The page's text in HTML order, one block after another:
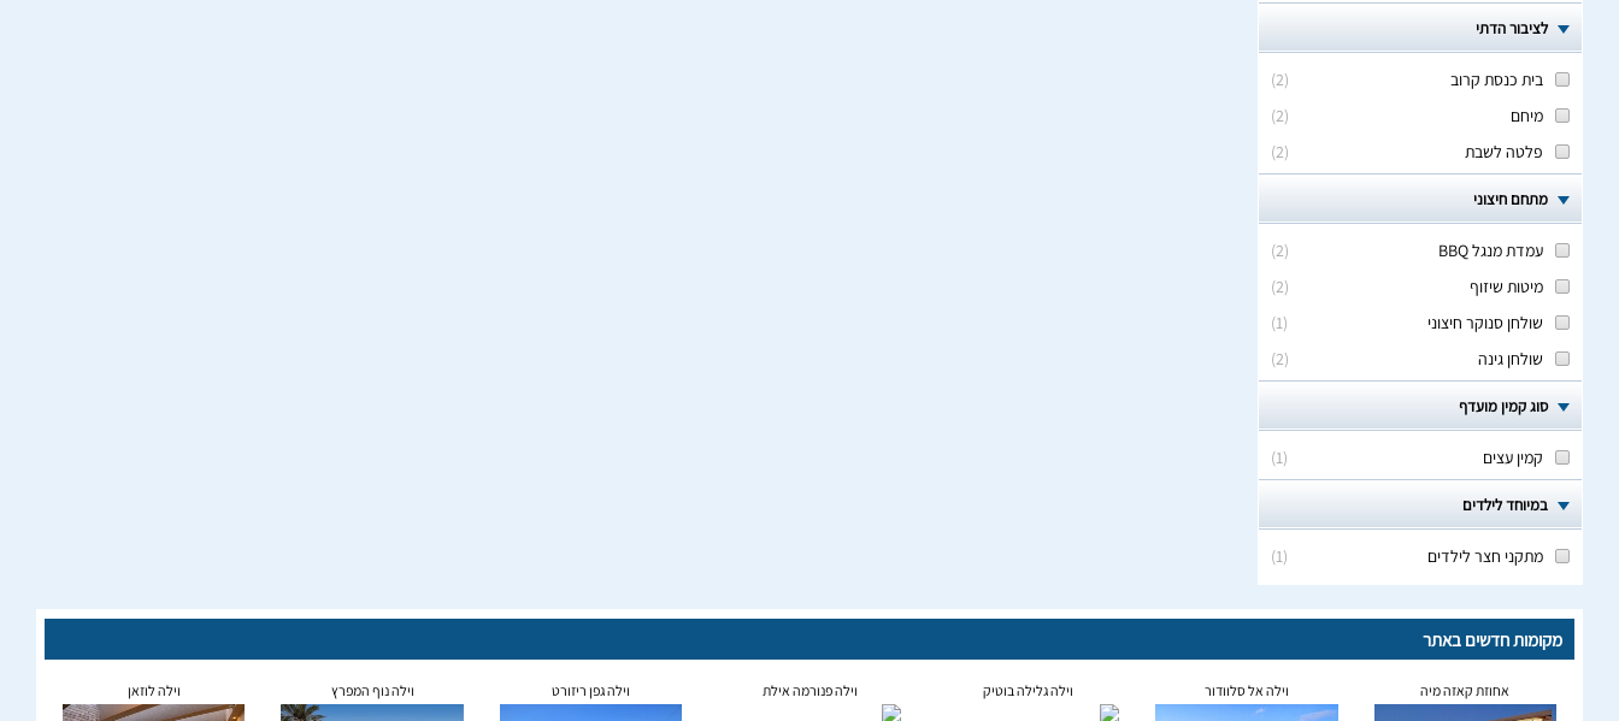
לציבור הדתי
(
2
)
בית כנסת קרוב
(
2
)
מיחם
(
2
) פלטה לשבת
מתחם חיצוני
(
2
)
עמדת מנגל BBQ
(
2
)
מיטות שיזוף
(
1
)
שולחן סנוקר חיצוני
(
2
) שולחן גינה
סוג קמין מועדף
(
1
) קמין עצים
במיוחד לילדים
(
1
) מתקני חצר לילדים
מקומות חדשים באתר
אחוזת קאזה מיה וילה אל סלוודור וילה גלילה בוטיק וילה פנורמה אילת וילה גפן ריזורט וילה נוף המפרץ וילה לוזאן